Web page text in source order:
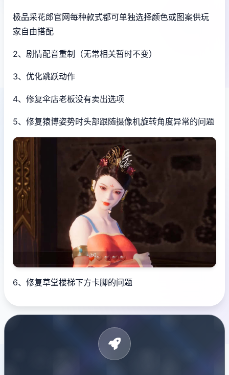
极品采花郎官网每种款式都可单独选择颜色或图案供玩
家自由搭配
2、剧情配音重制（无常相关暂时不变）
3、优化跳跃动作
4、修复伞店老板没有卖出选项
5、修复猿博姿势时头部跟随摄像机旋转角度异常的问题
6、修复草堂楼梯下方卡脚的问题